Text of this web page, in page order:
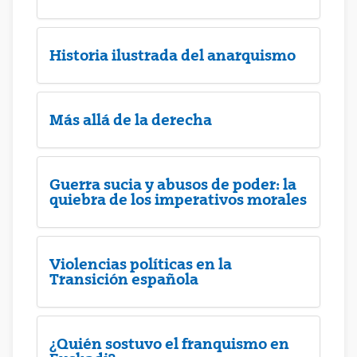
Historia ilustrada del anarquismo
Más allá de la derecha
Guerra sucia y abusos de poder: la
quiebra de los imperativos morales
Violencias políticas en la
Transición española
¿Quién sostuvo el franquismo en